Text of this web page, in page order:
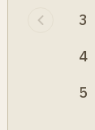
3
4
5